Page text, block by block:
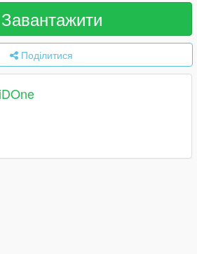
Завантажити
Поділитися